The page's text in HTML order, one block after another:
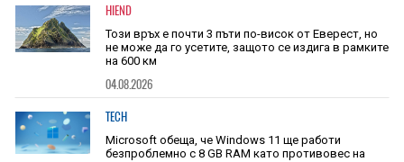
HIEND
Този връх е почти 3 пъти по-висок от Еверест, но
не може да го усетите, защото се издига в рамките
на 600 км
04.08.2026
TECH
Microsoft обеща, че Windows 11 ще работи
безпроблемно с 8 GB RAM като противовес на